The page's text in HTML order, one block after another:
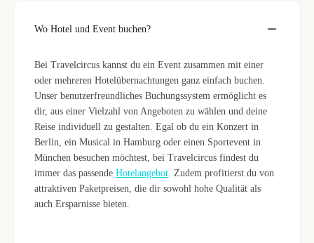
Wo Hotel und Event buchen?
Bei Travelcircus kannst du ein Event zusammen mit einer
oder mehreren Hotelübernachtungen ganz einfach buchen.
Unser benutzerfreundliches Buchungssystem ermöglicht es
dir, aus einer Vielzahl von Angeboten zu wählen und deine
Reise individuell zu gestalten. Egal ob du ein Konzert in
Berlin, ein Musical in Hamburg oder einen Sportevent in
München besuchen möchtest, bei Travelcircus findest du
immer das passende Hotelangebot. Zudem profitierst du von
attraktiven Paketpreisen, die dir sowohl hohe Qualität als
auch Ersparnisse bieten.